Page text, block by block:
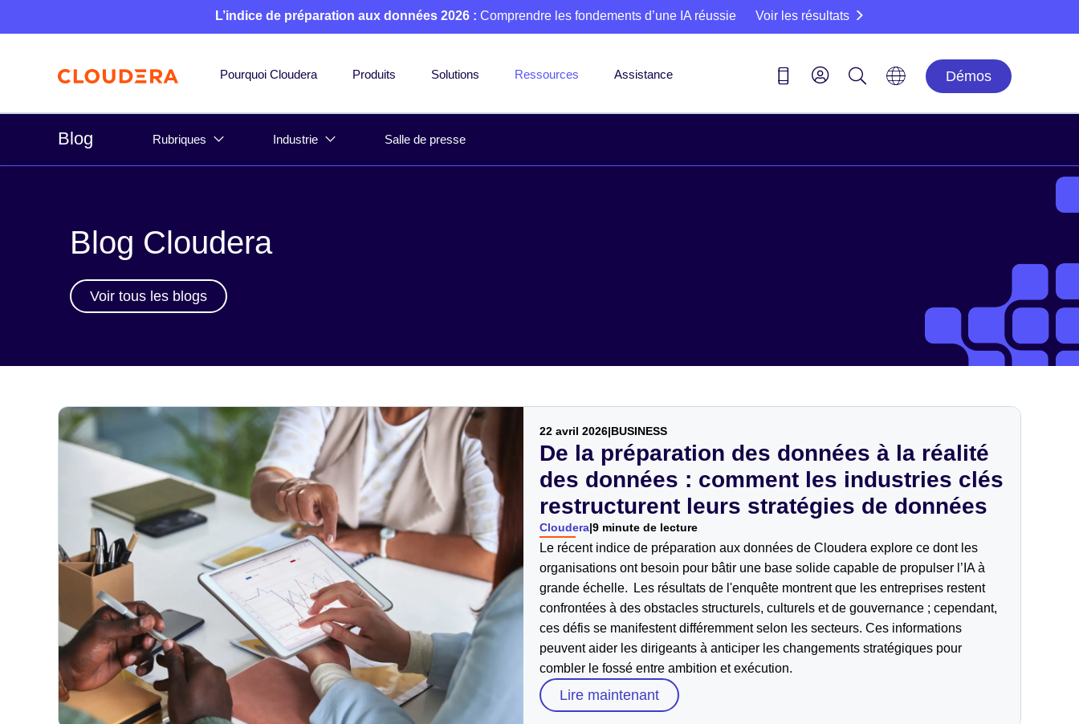
L’indice de préparation aux données 2026 : Comprendre les fondements d’une IA réussie Voir les résultats
Pourquoi Cloudera Produits Solutions Ressources Assistance Démos
Blog Rubriques Industrie Salle de presse
Blog Cloudera
Voir tous les blogs
22 avril 2026|BUSINESS
De la préparation des données à la réalité
des données : comment les industries clés
restructurent leurs stratégies de données
Cloudera|9 minute de lecture
Le récent indice de préparation aux données de Cloudera explore ce dont les
organisations ont besoin pour bâtir une base solide capable de propulser l’IA à
grande échelle. Les résultats de l'enquête montrent que les entreprises restent
confrontées à des obstacles structurels, culturels et de gouvernance ; cependant,
ces défis se manifestent différemment selon les secteurs. Ces informations
peuvent aider les dirigeants à anticiper les changements stratégiques pour
combler le fossé entre ambition et exécution.
Lire maintenant